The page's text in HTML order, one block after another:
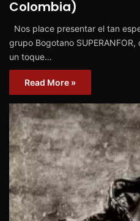
Colombia)
Nos place presentar el tan
grupo Bogotano
un toque…
Read More »